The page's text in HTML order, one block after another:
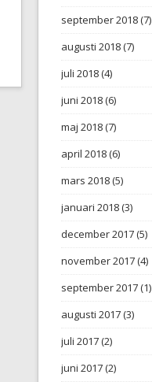
september 2018(7)
augusti 2018(7)
juli 2018(4)
juni 2018(6)
maj 2018(7)
april 2018(6)
mars 2018(5)
januari 2018(3)
december 2017(5)
november 2017(4)
september 2017(1)
augusti 2017(3)
juli 2017(2)
juni 2017(2)